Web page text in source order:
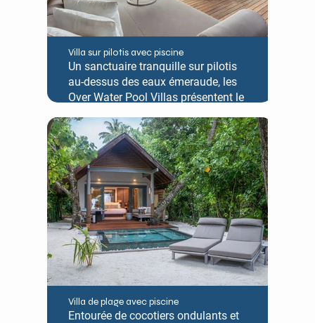
Villa sur pilotis avec piscine
Un sanctuaire tranquille sur pilotis
au-dessus des eaux émeraude, les
Over Water Pool Villas présentent le
Water Villas, agrémenté d'une
terrasse spacieuse avec un lit de
repos, des chaises longues et une
piscine à débordement privée.
Villa de plage avec piscine
Entourée de cocotiers ondulants et